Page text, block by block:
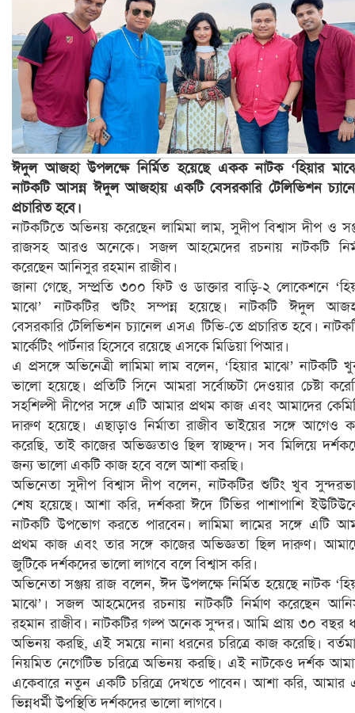
ঈদুল আজহা উপলক্ষে নির্মিত হয়েছে একক নাটক ‘হিয়ার
নাটকটি আসন্ন ঈদুল আজহায় একটি বেসরকারি টেলিভিশন
প্রচারিত হবে।
নাটকটিতে অভিনয় করেছেন লামিমা লাম, সুদীপ বিশ্বাস দীপ ও
রাজসহ আরও অনেকে। সজল আহমেদের রচনায় নাটকটি
করেছেন আনিসুর রহমান রাজীব।
জানা গেছে, সম্প্রতি ৩০০ ফিট ও ডাক্তার বাড়ি-২ লোকেশনে
মাঝে’ নাটকটির শুটিং সম্পন্ন হয়েছে। নাটকটি ঈদুল
বেসরকারি টেলিভিশন চ্যানেল এসএ টিভি-তে প্রচারিত হবে।
মার্কেটিং পার্টনার হিসেবে রয়েছে এসকে মিডিয়া পিআর।
এ প্রসঙ্গে অভিনেত্রী লামিমা লাম বলেন, ‘হিয়ার মাঝে’ নাটকটি
ভালো হয়েছে। প্রতিটি সিনে আমরা সর্বোচ্চটা দেওয়ার চেষ্টা
সহশিল্পী দীপের সঙ্গে এটি আমার প্রথম কাজ এবং আমাদের
দারুণ হয়েছে। এছাড়াও নির্মাতা রাজীব ভাইয়ের সঙ্গে আগেও
করেছি, তাই কাজের অভিজ্ঞতাও ছিল স্বাচ্ছন্দ। সব মিলিয়ে
জন্য ভালো একটি কাজ হবে বলে আশা করছি।
অভিনেতা সুদীপ বিশ্বাস দীপ বলেন, নাটকটির শুটিং খুব
শেষ হয়েছে। আশা করি, দর্শকরা ঈদে টিভির পাশাপাশি
নাটকটি উপভোগ করতে পারবেন। লামিমা লামের সঙ্গে এটি
প্রথম কাজ এবং তার সঙ্গে কাজের অভিজ্ঞতা ছিল দারুণ।
জুটিকে দর্শকদের ভালো লাগবে বলে বিশ্বাস করি।
অভিনেতা সঞ্জয় রাজ বলেন, ঈদ উপলক্ষে নির্মিত হয়েছে নাটক
মাঝে’। সজল আহমেদের রচনায় নাটকটি নির্মাণ করেছেন
রহমান রাজীব। নাটকটির গল্প অনেক সুন্দর। আমি প্রায় ৩০ বছর
অভিনয় করছি, এই সময়ে নানা ধরনের চরিত্রে কাজ করেছি।
নিয়মিত নেগেটিভ চরিত্রে অভিনয় করছি। এই নাটকেও দর্শক
একেবারে নতুন একটি চরিত্রে দেখতে পাবেন। আশা করি, আমার
ভিন্নধর্মী উপস্থিতি দর্শকদের ভালো লাগবে।